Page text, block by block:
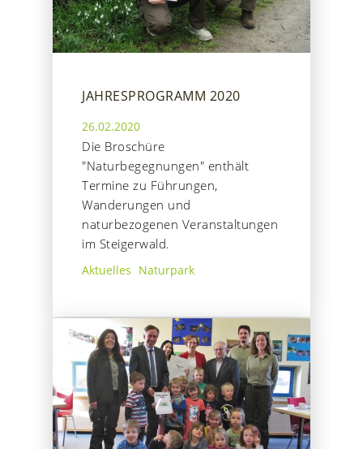
JAHRESPROGRAMM 2020
26.02.2020
Die Broschüre
"Naturbegegnungen" enthält
Termine zu Führungen,
Wanderungen und
naturbezogenen Veranstaltungen
im Steigerwald.
Aktuelles Naturpark